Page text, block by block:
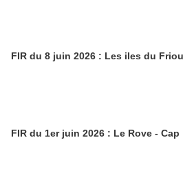
FIR du 8 juin 2026 : Les iles du
FIR du 1er juin 2026 : Le Rove - Cap